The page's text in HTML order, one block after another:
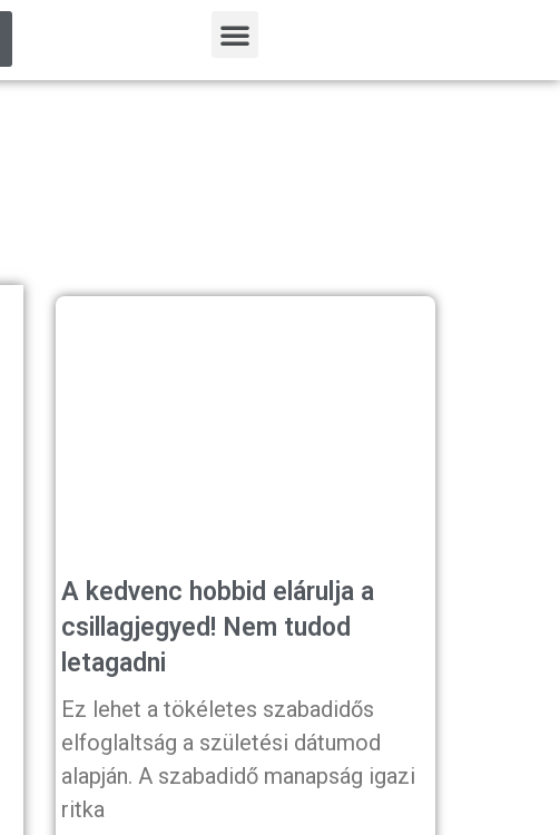
A kedvenc hobbid elárulja a
csillagjegyed! Nem tudod
letagadni
Ez lehet a tökéletes szabadidős
elfoglaltság a születési dátumod
alapján. A szabadidő manapság igazi
ritka